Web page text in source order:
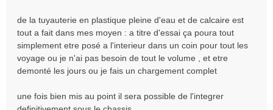
de la tuyauterie en plastique pleine d'eau et de calcaire est
tout a fait dans mes moyen : a titre d'essai ça poura tout
simplement etre posé a l'interieur dans un coin pour tout les
voyage ou je n'ai pas besoin de tout le volume , et etre
demonté les jours ou je fais un chargement complet
une fois bien mis au point il sera possible de l'integrer